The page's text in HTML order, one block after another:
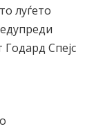
луѓето
Спејс